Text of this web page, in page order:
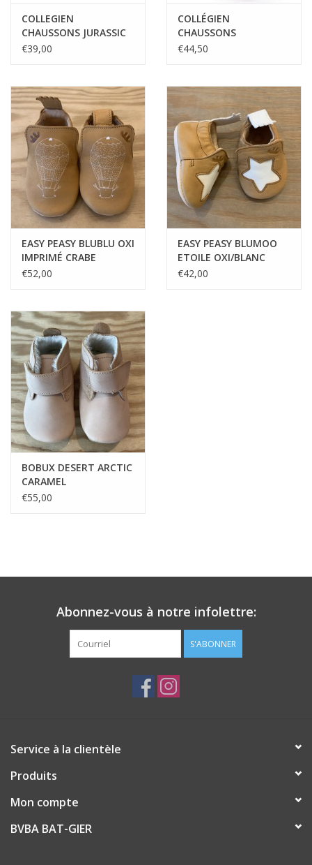
COLLEGIEN
CHAUSSONS JURASSIC
€39,00
COLLÉGIEN
CHAUSSONS
MADEMOISELLE N°787
€44,50
EASY PEASY BLUBLU OXI
IMPRIMÉ CRABE
MONTGOLFIERE
€52,00
EASY PEASY BLUMOO
ETOILE OXI/BLANC
€42,00
BOBUX DESERT ARCTIC
CARAMEL
€55,00
Abonnez-vous à notre infolettre:
S'ABONNER
Service à la clientèle
Produits
Mon compte
BVBA BAT-GIER